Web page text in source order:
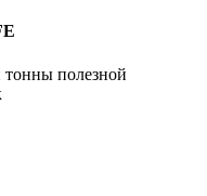
тонны полезной